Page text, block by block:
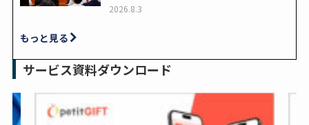
2026.8.3
もっと見る
サービス資料ダウンロード